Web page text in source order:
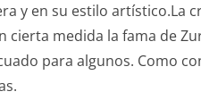
y en su estilo artístico.La
cierta medida la fama de
para algunos. Como